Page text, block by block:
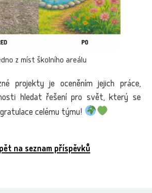
z míst školního areálu
projekty je oceněním jejich práce,
hledat řešení pro svět, který se
celému týmu!
na seznam příspěvků